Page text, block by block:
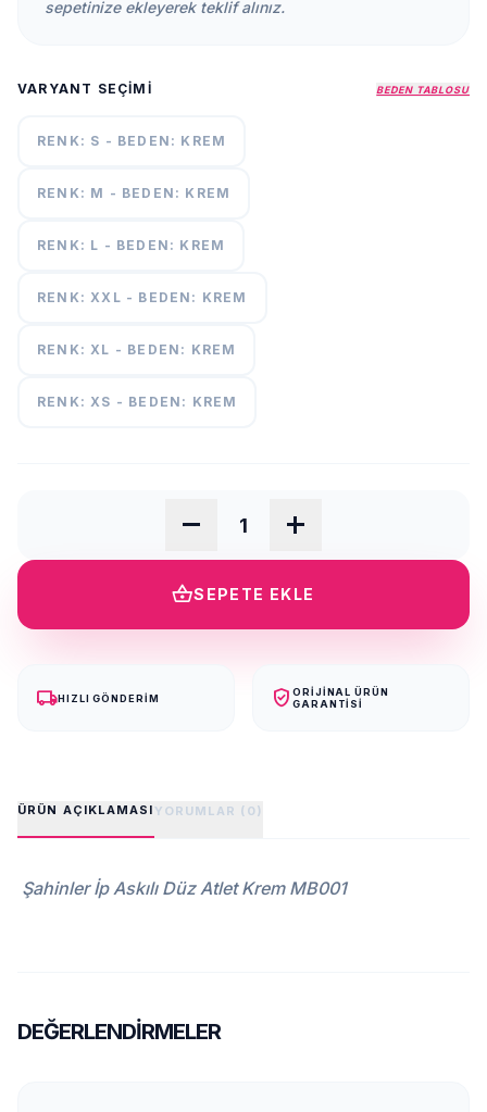
KURUMSAL
İLETİŞİM
call
7/24
537
55
sepetinize ekleyerek teklif alınız.
VARYANT SEÇIMI BEDEN TABLOSU
RENK: S - BEDEN: KREM
RENK: M - BEDEN: KREM
RENK: L - BEDEN: KREM
RENK: XXL - BEDEN: KREM
RENK: XL - BEDEN: KREM
RENK: XS - BEDEN: KREM
remove add
shopping_basketSEPETE EKLE
local_shippingHIZLI GÖNDERIM verified_user ORIJINAL ÜRÜN
GARANTISI
ÜRÜN AÇIKLAMASIYORUMLAR (0)
Şahinler İp Askılı Düz Atlet Krem MB001
DEĞERLENDIRMELER